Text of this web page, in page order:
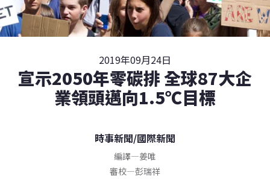
2019年09月24日
宣示2050年零碳排 全球87大企
業領頭邁向1.5℃目標
時事新聞/國際新聞
編譯—姜唯
審校—彭瑞祥